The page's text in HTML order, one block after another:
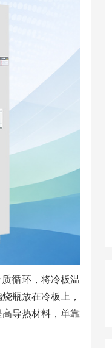
循环，将冷板温
瓶放在冷板上，
导热材料，单靠